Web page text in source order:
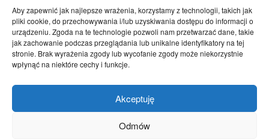
Aby zapewnić jak najlepsze wrażenia, korzystamy z technologii, takich jak
pliki cookie, do przechowywania i/lub uzyskiwania dostępu do informacji o
urządzeniu. Zgoda na te technologie pozwoli nam przetwarzać dane, takie
jak zachowanie podczas przeglądania lub unikalne identyfikatory na tej
stronie. Brak wyrażenia zgody lub wycofanie zgody może niekorzystnie
wpłynąć na niektóre cechy i funkcje.
Akceptuję
Odmów
Temat dnia
4601
Publicystyka
4363
Polityka
3639
Polska
Społeczeństwo
2823